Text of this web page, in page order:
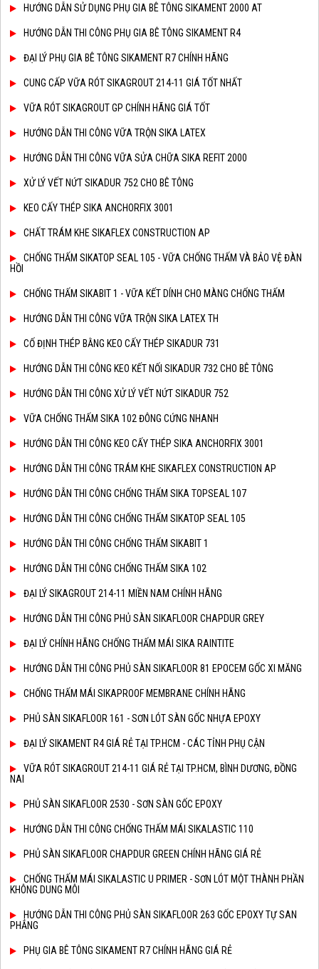
HƯỚNG DẪN SỬ DỤNG PHỤ GIA BÊ TÔNG SIKAMENT 2000 AT
HƯỚNG DẪN THI CÔNG PHỤ GIA BÊ TÔNG SIKAMENT R4
ĐẠI LÝ PHỤ GIA BÊ TÔNG SIKAMENT R7 CHÍNH HÃNG
CUNG CẤP VỮA RÓT SIKAGROUT 214-11 GIÁ TỐT NHẤT
VỮA RÓT SIKAGROUT GP CHÍNH HÃNG GIÁ TỐT
HƯỚNG DẪN THI CÔNG VỮA TRỘN SIKA LATEX
HƯỚNG DẪN THI CÔNG VỮA SỬA CHỮA SIKA REFIT 2000
XỬ LÝ VẾT NỨT SIKADUR 752 CHO BÊ TÔNG
KEO CẤY THÉP SIKA ANCHORFIX 3001
CHẤT TRÁM KHE SIKAFLEX CONSTRUCTION AP
CHỐNG THẤM SIKATOP SEAL 105 - VỮA CHỐNG THẤM VÀ BẢO VỆ ĐÀN
HỒI
CHỐNG THẤM SIKABIT 1 - VỮA KẾT DÍNH CHO MÀNG CHỐNG THẤM
HƯỚNG DẪN THI CÔNG VỮA TRỘN SIKA LATEX TH
CỐ ĐỊNH THÉP BẰNG KEO CẤY THÉP SIKADUR 731
HƯỚNG DẪN THI CÔNG KEO KẾT NỐI SIKADUR 732 CHO BÊ TÔNG
HƯỚNG DẪN THI CÔNG XỬ LÝ VẾT NỨT SIKADUR 752
VỮA CHỐNG THẤM SIKA 102 ĐÔNG CỨNG NHANH
HƯỚNG DẪN THI CÔNG KEO CẤY THÉP SIKA ANCHORFIX 3001
HƯỚNG DẪN THI CÔNG TRÁM KHE SIKAFLEX CONSTRUCTION AP
HƯỚNG DẪN THI CÔNG CHỐNG THẤM SIKA TOPSEAL 107
HƯỚNG DẪN THI CÔNG CHỐNG THẤM SIKATOP SEAL 105
HƯỚNG DẪN THI CÔNG CHỐNG THẤM SIKABIT 1
HƯỚNG DẪN THI CÔNG CHỐNG THẤM SIKA 102
ĐẠI LÝ SIKAGROUT 214-11 MIỀN NAM CHÍNH HÃNG
HƯỚNG DẪN THI CÔNG PHỦ SÀN SIKAFLOOR CHAPDUR GREY
ĐẠI LÝ CHÍNH HÃNG CHỐNG THẤM MÁI SIKA RAINTITE
HƯỚNG DẪN THI CÔNG PHỦ SÀN SIKAFLOOR 81 EPOCEM GỐC XI MĂNG
CHỐNG THẤM MÁI SIKAPROOF MEMBRANE CHÍNH HÃNG
PHỦ SÀN SIKAFLOOR 161 - SƠN LÓT SÀN GỐC NHỰA EPOXY
ĐẠI LÝ SIKAMENT R4 GIÁ RẺ TẠI TP.HCM - CÁC TỈNH PHỤ CẬN
VỮA RÓT SIKAGROUT 214-11 GIÁ RẺ TẠI TP.HCM, BÌNH DƯƠNG, ĐỒNG
NAI
PHỦ SÀN SIKAFLOOR 2530 - SƠN SÀN GỐC EPOXY
HƯỚNG DẪN THI CÔNG CHỐNG THẤM MÁI SIKALASTIC 110
PHỦ SÀN SIKAFLOOR CHAPDUR GREEN CHÍNH HÃNG GIÁ RẺ
CHỐNG THẤM MÁI SIKALASTIC U PRIMER - SƠN LÓT MỘT THÀNH PHẦN
KHÔNG DUNG MÔI
HƯỚNG DẪN THI CÔNG PHỦ SÀN SIKAFLOOR 263 GỐC EPOXY TỰ SAN
PHẲNG
PHỤ GIA BÊ TÔNG SIKAMENT R7 CHÍNH HÃNG GIÁ RẺ